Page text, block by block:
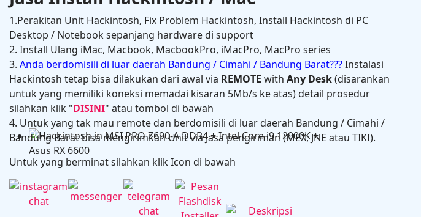
Hackintosh in HP Zbook Power G7 Mobile Workstation
1.Perakitan Unit Hackintosh, Fix Problem Hackintosh, Install Hackintosh di PC
Desktop / Notebook sepanjang hardware di support
2. Install Ulang iMac, Macbook, MacbookPro, iMacPro, MacPro series
3. Anda berdomisili di luar daerah Bandung / Cimahi / Bandung Barat???Instalasi
Hackintosh tetap bisa dilakukan dari awal via REMOTE with Any Desk(disarankan
untuk yang memiliki koneksi memadai kisaran 5Mb/s ke atas) detail prosedur
silahkan klik "DISINI" atau tombol di bawah
4. Untuk yang tak mau remote dan berdomisili di luar daerah Bandung / Cimahi /
Bandung Barat bisa mengirimkan Unit via Jasa pengiriman (MEX, JNE atau TIKI).
Untuk yang berminat silahkan klik Icon di bawah